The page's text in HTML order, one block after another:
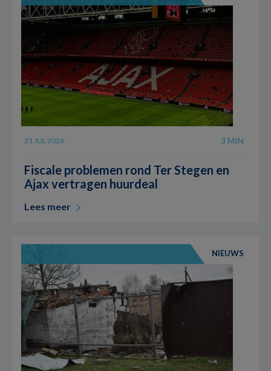
31 JUL 2026 3 MIN
Fiscale problemen rond Ter Stegen en
Ajax vertragen huurdeal
Lees meer
NIEUWS